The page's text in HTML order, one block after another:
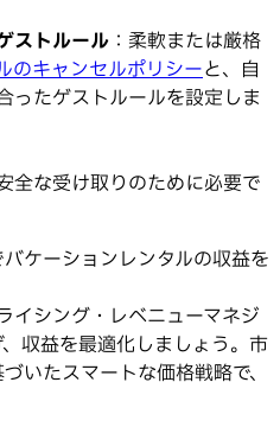
ストルール ：柔軟または厳格
のキャンセルポリシーと、自
ったゲストルールを設定しま
全な受け取りのために必要で
ケーションレンタルの収益を
イシング・レベニューマネジ
収益を最適化しましょう。市
いたスマートな価格戦略で、